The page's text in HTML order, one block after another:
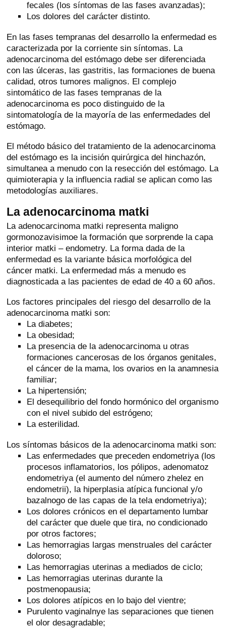
fecales (los síntomas de las fases avanzadas);
Los dolores del carácter distinto.
En las fases tempranas del desarrollo la enfermedad es
caracterizada por la corriente sin síntomas. La
adenocarcinoma del estómago debe ser diferenciada
con las úlceras, las gastritis, las formaciones de buena
calidad, otros tumores malignos. El complejo
sintomático de las fases tempranas de la
adenocarcinoma es poco distinguido de la
sintomatología de la mayoría de las enfermedades del
estómago.
El método básico del tratamiento de la adenocarcinoma
del estómago es la incisión quirúrgica del hinchazón,
simultanea a menudo con la resección del estómago. La
quimioterapia y la influencia radial se aplican como las
metodologías auxiliares.
La adenocarcinoma matki
La adenocarcinoma matki representa maligno
gormonozavisimoe la formación que sorprende la capa
interior matki – endometry. La forma dada de la
enfermedad es la variante básica morfológica del
cáncer matki. La enfermedad más a menudo es
diagnosticada a las pacientes de edad de 40 a 60 años.
Los factores principales del riesgo del desarrollo de la
adenocarcinoma matki son:
La diabetes;
La obesidad;
La presencia de la adenocarcinoma u otras
formaciones cancerosas de los órganos genitales,
el cáncer de la mama, los ovarios en la anamnesia
familiar;
La hipertensión;
El desequilibrio del fondo hormónico del organismo
con el nivel subido del estrógeno;
La esterilidad.
Los síntomas básicos de la adenocarcinoma matki son:
Las enfermedades que preceden endometriya (los
procesos inflamatorios, los pólipos, adenomatoz
endometriya (el aumento del número zhelez en
endometrii), la hiperplasia atípica funcional y/o
bazalnogo de las capas de la tela endometriya);
Los dolores crónicos en el departamento lumbar
del carácter que duele que tira, no condicionado
por otros factores;
Las hemorragias largas menstruales del carácter
doloroso;
Las hemorragias uterinas a mediados de ciclo;
Las hemorragias uterinas durante la
postmenopausia;
Los dolores atípicos en lo bajo del vientre;
Purulento vaginalnye las separaciones que tienen
el olor desagradable;